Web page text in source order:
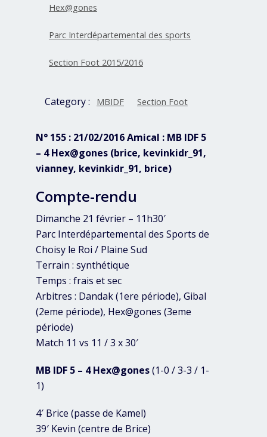
Hex@gones
Parc Interdépartemental des sports
Section Foot 2015/2016
Category : MBIDF Section Foot
N° 155 : 21/02/2016 Amical : MB IDF 5
– 4 Hex@gones (brice, kevinkidr_91,
vianney, kevinkidr_91, brice)
Compte-rendu
Dimanche 21 février – 11h30′
Parc Interdépartemental des Sports de
Choisy le Roi / Plaine Sud
Terrain : synthétique
Temps : frais et sec
Arbitres : Dandak (1ere période), Gibal
(2eme période), Hex@gones (3eme
période)
Match 11 vs 11 / 3 x 30′
MB IDF 5 – 4 Hex@gones(1-0 / 3-3 / 1-
1)
4′ Brice (passe de Kamel)
39′ Kevin (centre de Brice)